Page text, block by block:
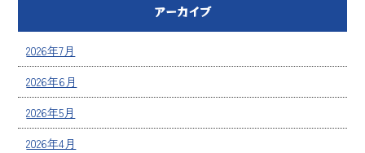
アーカイブ
2026年7月
2026年6月
2026年5月
2026年4月